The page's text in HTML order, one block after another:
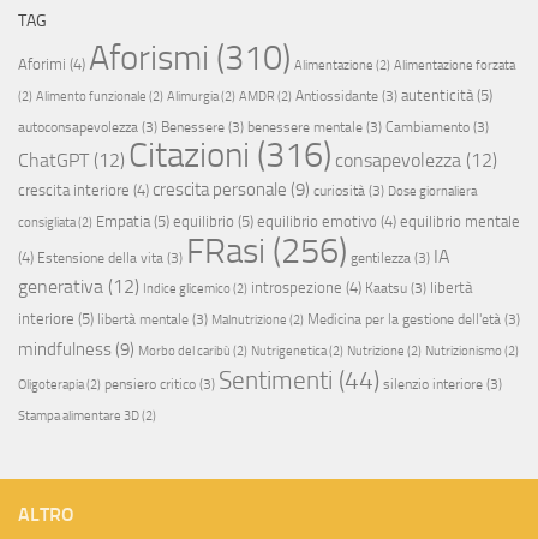
TAG
Aforimi (4) Aforismi (310) Alimentazione (2) Alimentazione forzata
(2) Alimento funzionale (2) Alimurgia(2) AMDR (2) Antiossidante (3) autenticità(5)
autoconsapevolezza (3) Benessere (3) benessere mentale (3) Cambiamento (3)
ChatGPT(12) Citazioni (316) consapevolezza (12)
crescita interiore (4) crescita personale (9) curiosità (3) Dose giornaliera
consigliata(2) Empatia(5) equilibrio (5) equilibrio emotivo (4) equilibrio mentale
(4) Estensione della vita (3) FRasi (256) gentilezza (3) IA
generativa (12) Indice glicemico (2) introspezione (4) Kaatsu (3) libertà
interiore (5) libertà mentale (3) Malnutrizione (2) Medicina per la gestione dell'età (3)
mindfulness (9) Morbo del caribù (2) Nutrigenetica(2) Nutrizione (2) Nutrizionismo (2)
Oligoterapia(2) pensiero critico (3) Sentimenti (44) silenzio interiore (3)
Stampa alimentare 3D(2)
ALTRO